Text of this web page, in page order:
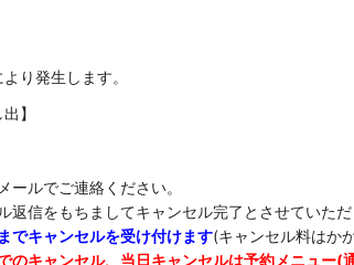
り発生します。
】
ールでご連絡ください。
返信をもちましてキャンセル完了とさせていただ
でキャンセルを受け付けます(キャンセル料はか
のキャンセル、当日キャンセルは予約メニュー(